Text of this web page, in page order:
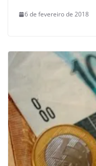
6 de fevereiro de 2018